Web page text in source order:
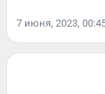
7 июня, 2023,